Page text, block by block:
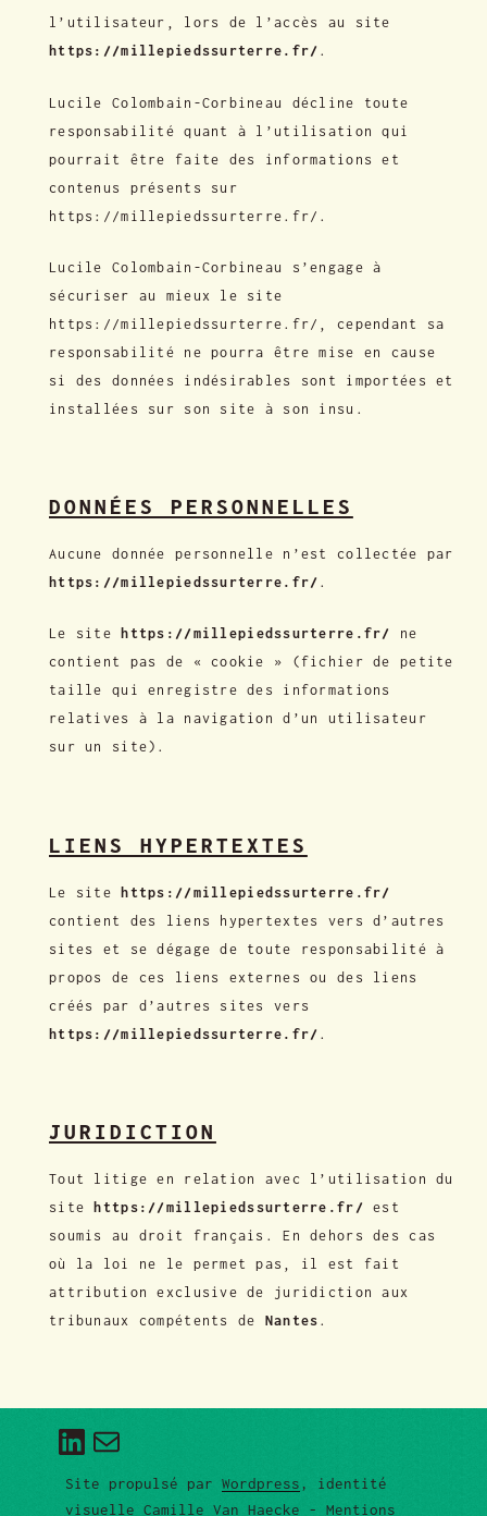
l’utilisateur, lors de l’accès au site
https://millepiedssurterre.fr/ .
Lucile Colombain-Corbineau décline toute
responsabilité quant à l’utilisation qui
pourrait être faite des informations et
contenus présents sur
https://millepiedssurterre.fr/.
Lucile Colombain-Corbineau s’engage à
sécuriser au mieux le site
https://millepiedssurterre.fr/, cependant sa
responsabilité ne pourra être mise en cause
si des données indésirables sont importées et
installées sur son site à son insu.
DONNÉES PERSONNELLES
Aucune donnée personnelle n’est collectée par
https://millepiedssurterre.fr/ .
Le site https://millepiedssurterre.fr/
ne
contient pas de « cookie » (fichier de petite
taille qui enregistre des informations
relatives à la navigation d’un utilisateur
sur un site).
LIENS HYPERTEXTES
Le sitehttps://millepiedssurterre.fr/
contient des liens hypertextes vers d’autres
sites et se dégage de toute responsabilité à
propos de ces liens externes ou des liens
créés par d’autres sites vers
https://millepiedssurterre.fr/ .
JURIDICTION
Tout litige en relation avec l’utilisation du
sitehttps://millepiedssurterre.fr/ est
soumis au droit français. En dehors des cas
où la loi ne le permet pas, il est fait
attribution exclusive de juridiction aux
tribunaux compétents de Nantes .
LinkedIn
E-mail
Site propulsé par Wordpress , identité
visuelle Camille Van Haecke - Mentions